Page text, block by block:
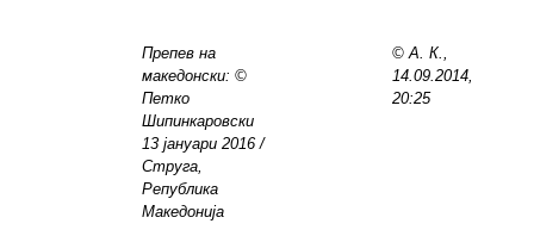
Препев на
македонски: ©
Петко
Шипинкаровски
13 јануари 2016 /
Струга,
Република
Македонија
© А. К.,
14.09.2014,
20:25